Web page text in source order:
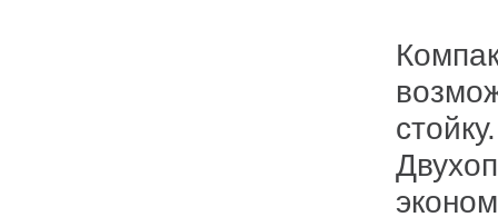
стойку.